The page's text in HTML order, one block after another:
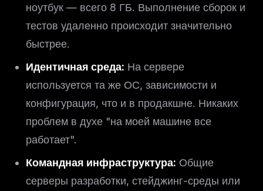
ноутбук — всего 8 ГБ. Выполнение сборок и
тестов удаленно происходит значительно
быстрее.
Идентичная среда: На сервере
используется та же ОС, зависимости и
конфигурация, что и в продакшне. Никаких
проблем в духе "на моей машине все
работает".
Командная инфраструктура: Общие
серверы разработки, стейджинг-среды или